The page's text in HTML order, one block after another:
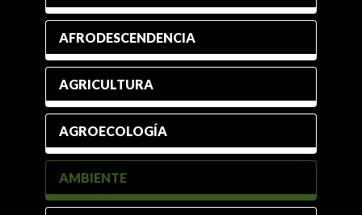
AFRODESCENDENCIA
AGRICULTURA
AGROECOLOGÍA
AMBIENTE